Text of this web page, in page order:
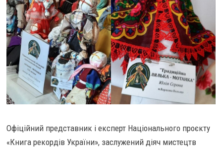
Офіційний представник і експерт Національного проєкту
«Книга рекордів України», заслужений діяч мистецтв